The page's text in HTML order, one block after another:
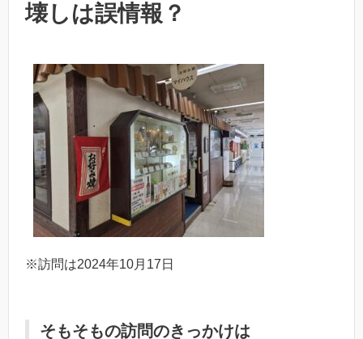
壊しは誤情報？
※訪問は2024年10月17日
そもそもの訪問のきっかけは